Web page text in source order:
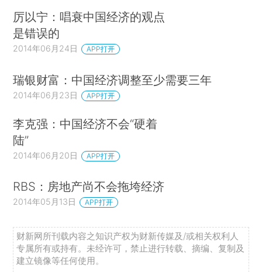
厉以宁：唱衰中国经济的观点
是错误的
2014年06月24日 APP打开
瑞银财富：中国经济调整至少需要三年
2014年06月23日 APP打开
李克强：中国经济不会“硬着
陆”
2014年06月20日 APP打开
RBS：房地产尚不会拖垮经济
2014年05月13日 APP打开
财新网所刊载内容之知识产权为财新传媒及/或相关权利人
专属所有或持有。未经许可，禁止进行转载、摘编、复制及
建立镜像等任何使用。